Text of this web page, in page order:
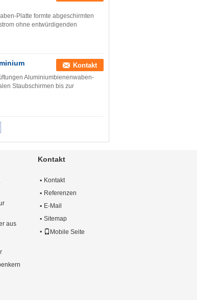
Platte formte abgeschirmten
ohne entwürdigenden
Kontakt
Aluminiumbienenwaben-
Staubschirmen bis zur
aus
Kontakt
Kontakt
Referenzen
E-Mail
Sitemap
Mobile Seite